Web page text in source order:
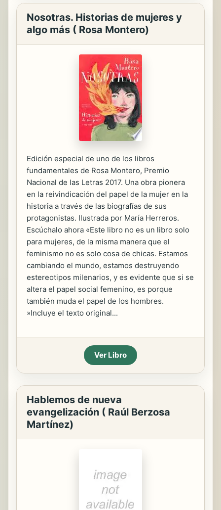
Nosotras. Historias de mujeres y
algo más ( Rosa Montero)
Edición especial de uno de los libros
fundamentales de Rosa Montero, Premio
Nacional de las Letras 2017. Una obra pionera
en la reivindicación del papel de la mujer en la
historia a través de las biografías de sus
protagonistas. Ilustrada por María Herreros.
Escúchalo ahora «Este libro no es un libro solo
para mujeres, de la misma manera que el
feminismo no es solo cosa de chicas. Estamos
cambiando el mundo, estamos destruyendo
estereotipos milenarios, y es evidente que si se
altera el papel social femenino, es porque
también muda el papel de los hombres.
»Incluye el texto original...
Ver Libro
Hablemos de nueva
evangelización ( Raúl Berzosa
Martínez)